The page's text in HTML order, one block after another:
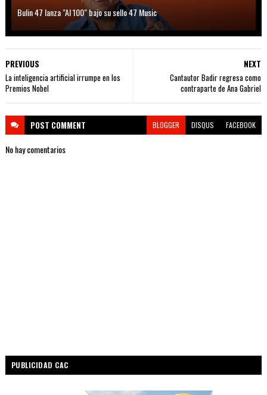
Bulin 47 lanza "Al 100" bajo su sello 47 Music
NEXT
Cantautor Badir regresa como
contraparte de Ana Gabriel
PREVIOUS
La inteligencia artificial irrumpe en los
Premios Nobel
POST COMMENT BLOGGER DISQUS FACEBOOK
No hay comentarios
PUBLICIDAD CAC